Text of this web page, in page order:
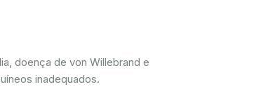
doença de von Willebrand e
inadequados.